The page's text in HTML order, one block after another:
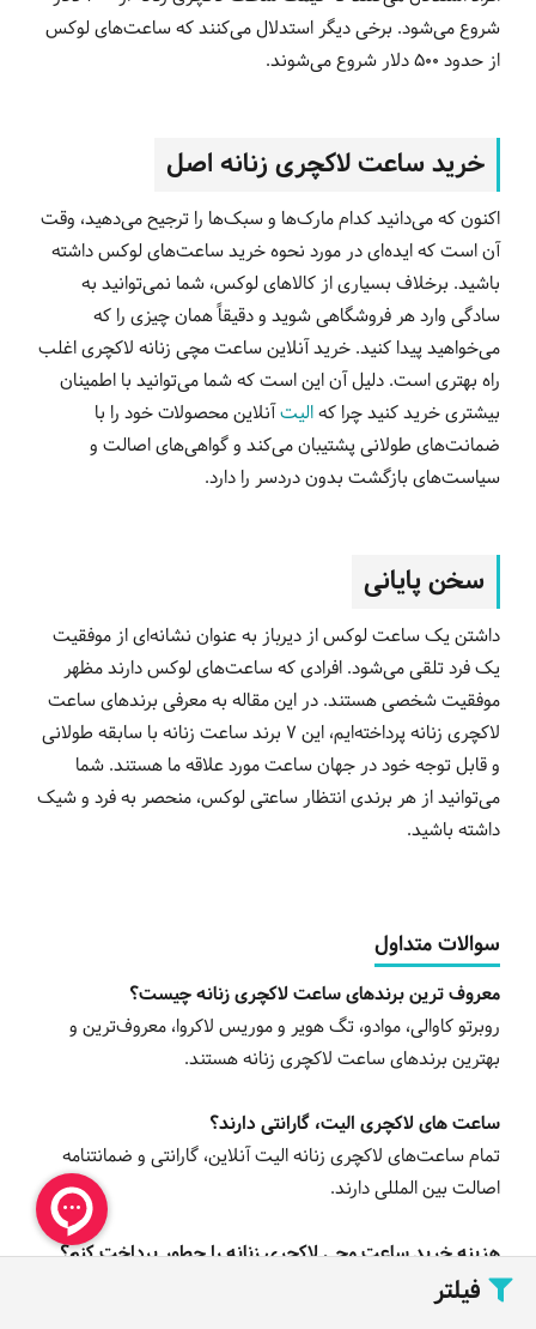
فیلتر
شروع می‌شود. برخی دیگر استدلال می‌کنند که ساعت‌های لوکس
از حدود 500 دلار شروع می‌شوند.
خرید ساعت لاکچری زنانه اصل
اکنون که می‌دانید کدام مارک‌ها و سبک‌ها را ترجیح می‌دهید، وقت
آن است که ایده‌ای در مورد نحوه خرید ساعت‌های لوکس داشته
باشید. برخلاف بسیاری از کالاهای لوکس، شما نمی‌توانید به
سادگی وارد هر فروشگاهی شوید و دقیقاً همان چیزی را که
می‌خواهید پیدا کنید. خرید آنلاین ساعت مچی زنانه لاکچری اغلب
راه بهتری است. دلیل آن این است که شما می‌توانید با اطمینان
بیشتری خرید کنید چرا کهالیتآنلاین محصولات خود را با
ضمانت‌های طولانی‌ پشتیبان می‌کند و گواهی‌های اصالت و
سیاست‌های بازگشت بدون دردسر را دارد.
سخن پایانی
داشتن یک ساعت لوکس از دیرباز به عنوان نشانه‌ای از موفقیت
یک فرد تلقی می‌شود. افرادی که ساعت‌های لوکس دارند مظهر
موفقیت شخصی هستند. در این مقاله به معرفی برندهای ساعت
لاکچری زنانه پرداخته‌ایم، این 7 برند ساعت زنانه با سابقه طولانی
و قابل توجه خود در جهان ساعت مورد علاقه ما هستند. شما
می‌توانید از هر برندی انتظار ساعتی لوکس، منحصر به فرد و شیک
داشته باشید.
سوالات متداول
معروف ترین برندهای ساعت لاکچری زنانه چیست؟
روبرتو کاوالی، موادو، تگ هویر و موریس لاکروا، معروف‌ترین و
بهترین برندهای ساعت لاکچری زنانه هستند.
ساعت های لاکچری الیت، گارانتی دارند؟
تمام ساعت‌های لاکچری زنانه الیت آنلاین، گارانتی و ضمانتنامه
اصالت بین المللی دارند.
هزینه خرید ساعت مچی لاکچری زنانه را چطور پرداخت کنم؟
در الیت آنلاین، امکان پرداخت نقدی و با کارت بانکی در محل و